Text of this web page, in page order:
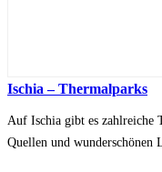
Ischia – Thermalparks
Auf Ischia gibt es zahlreiche
Quellen und wunderschönen